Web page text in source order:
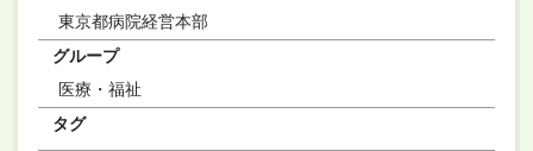
東京都病院経営本部
グループ
医療・福祉
タグ